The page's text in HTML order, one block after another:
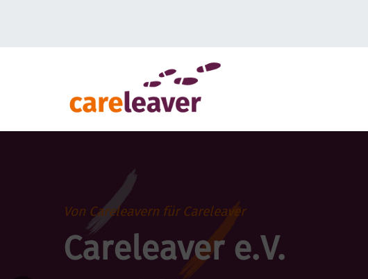
Von Careleavern für Careleaver
Careleaver e.V.